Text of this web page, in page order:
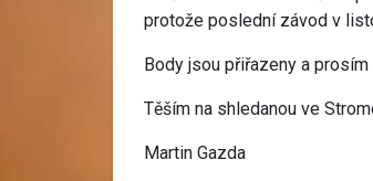
protože poslední závod v
Body jsou přiřazeny a prosím
Těším na shledanou ve
Martin Gazda